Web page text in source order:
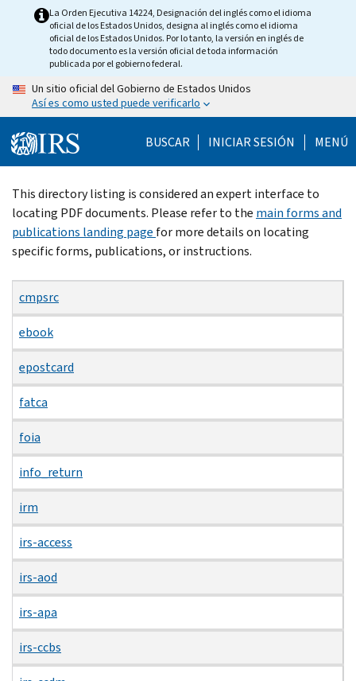
La Orden Ejecutiva 14224, Designación del inglés como el idioma
oficial de los Estados Unidos, designa al inglés como el idioma
oficial de los Estados Unidos. Por lo tanto, la versión en inglés de
todo documento es la versión oficial de toda información
publicada por el gobierno federal.
Un sitio oficial del Gobierno de Estados Unidos
Así es como usted puede verificarlo
BUSCAR INICIAR SESIÓN MENÚ
Beginning
of
main
content
This directory listing is considered an expert interface to
locating PDF documents. Please refer to the main forms and
publications landing page for more details on locating
specific forms, publications, or instructions.
cmpsrc
ebook
epostcard
fatca
foia
info_return
irm
irs-access
irs-aod
irs-apa
irs-ccbs